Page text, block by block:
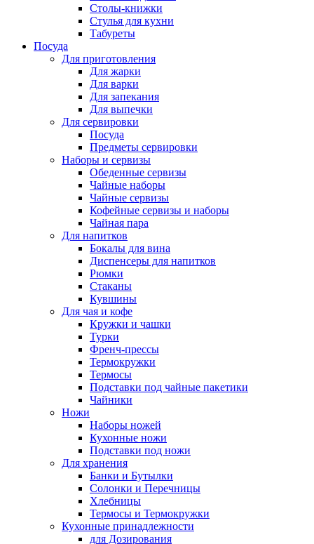
Столы-книжки
Стулья для кухни
Табуреты
Посуда
Для приготовления
Для жарки
Для варки
Для запекания
Для выпечки
Для сервировки
Посуда
Предметы сервировки
Наборы и сервизы
Обеденные сервизы
Чайные наборы
Чайные сервизы
Кофейные сервизы и наборы
Чайная пара
Для напитков
Бокалы для вина
Диспенсеры для напитков
Рюмки
Стаканы
Кувшины
Для чая и кофе
Кружки и чашки
Турки
Френч-прессы
Термокружки
Термосы
Подставки под чайные пакетики
Чайники
Ножи
Наборы ножей
Кухонные ножи
Подставки под ножи
Для хранения
Банки и Бутылки
Солонки и Перечницы
Хлебницы
Термосы и Термокружки
Кухонные принадлежности
для Дозирования